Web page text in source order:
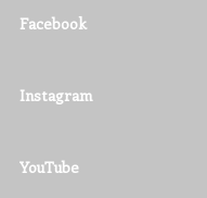
Facebook
Instagram
YouTube